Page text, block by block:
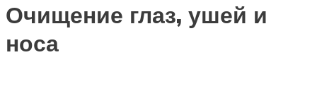
Очищение глаз, ушей и
носа